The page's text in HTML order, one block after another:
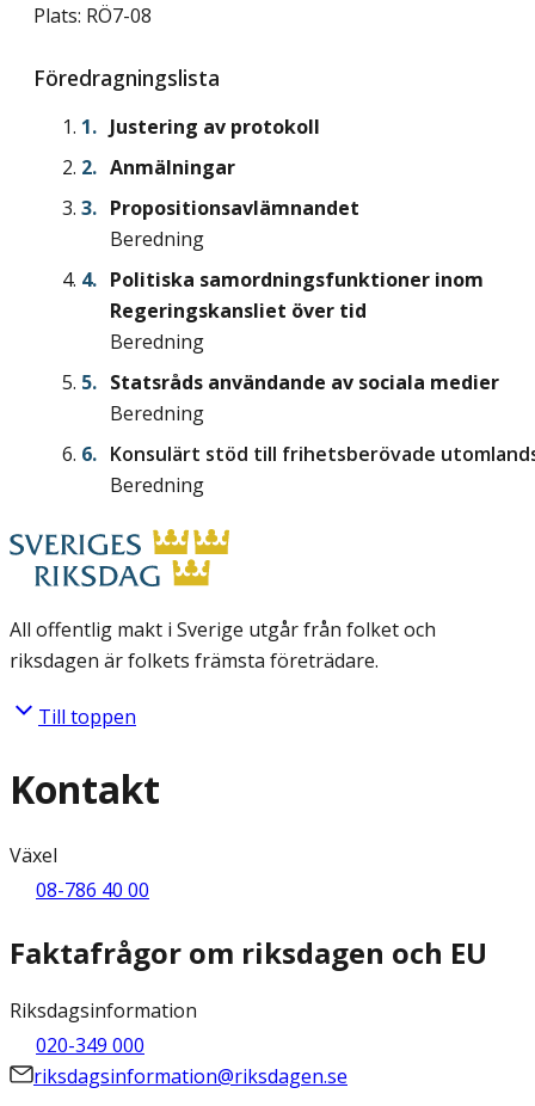
Plats: RÖ7-08
Föredragningslista
​Justering av protokoll
Anmälningar
Propositionsavlämnandet
Beredning
Politiska samordningsfunktioner inom
Regeringskansliet över tid
Beredning
Statsråds användande av sociala medier
Beredning
Konsulärt stöd till frihetsberövade
Beredning
All offentlig makt i Sverige utgår från folket och
riksdagen är folkets främsta företrädare.
Till toppen
Kontakt
Växel
08-786 40 00
Faktafrågor om riksdagen och EU
Riksdagsinformation
020-349 000
riksdagsinformation@riksdagen.se